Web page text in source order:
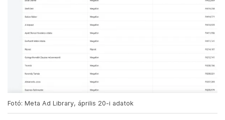
Fotó: Meta Ad Library, április 20-i adatok